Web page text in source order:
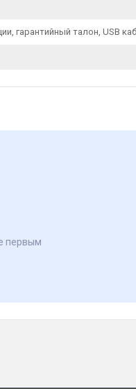
гарантийный талон, USB
первым